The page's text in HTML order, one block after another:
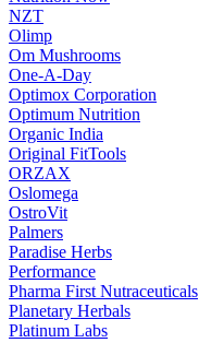
NZT
Olimp
Om Mushrooms
One-A-Day
Optimox Corporation
Optimum Nutrition
Organic India
Original FitTools
ORZAX
Oslomega
OstroVit
Palmers
Paradise Herbs
Performance
Pharma First Nutraceuticals
Planetary Herbals
Platinum Labs